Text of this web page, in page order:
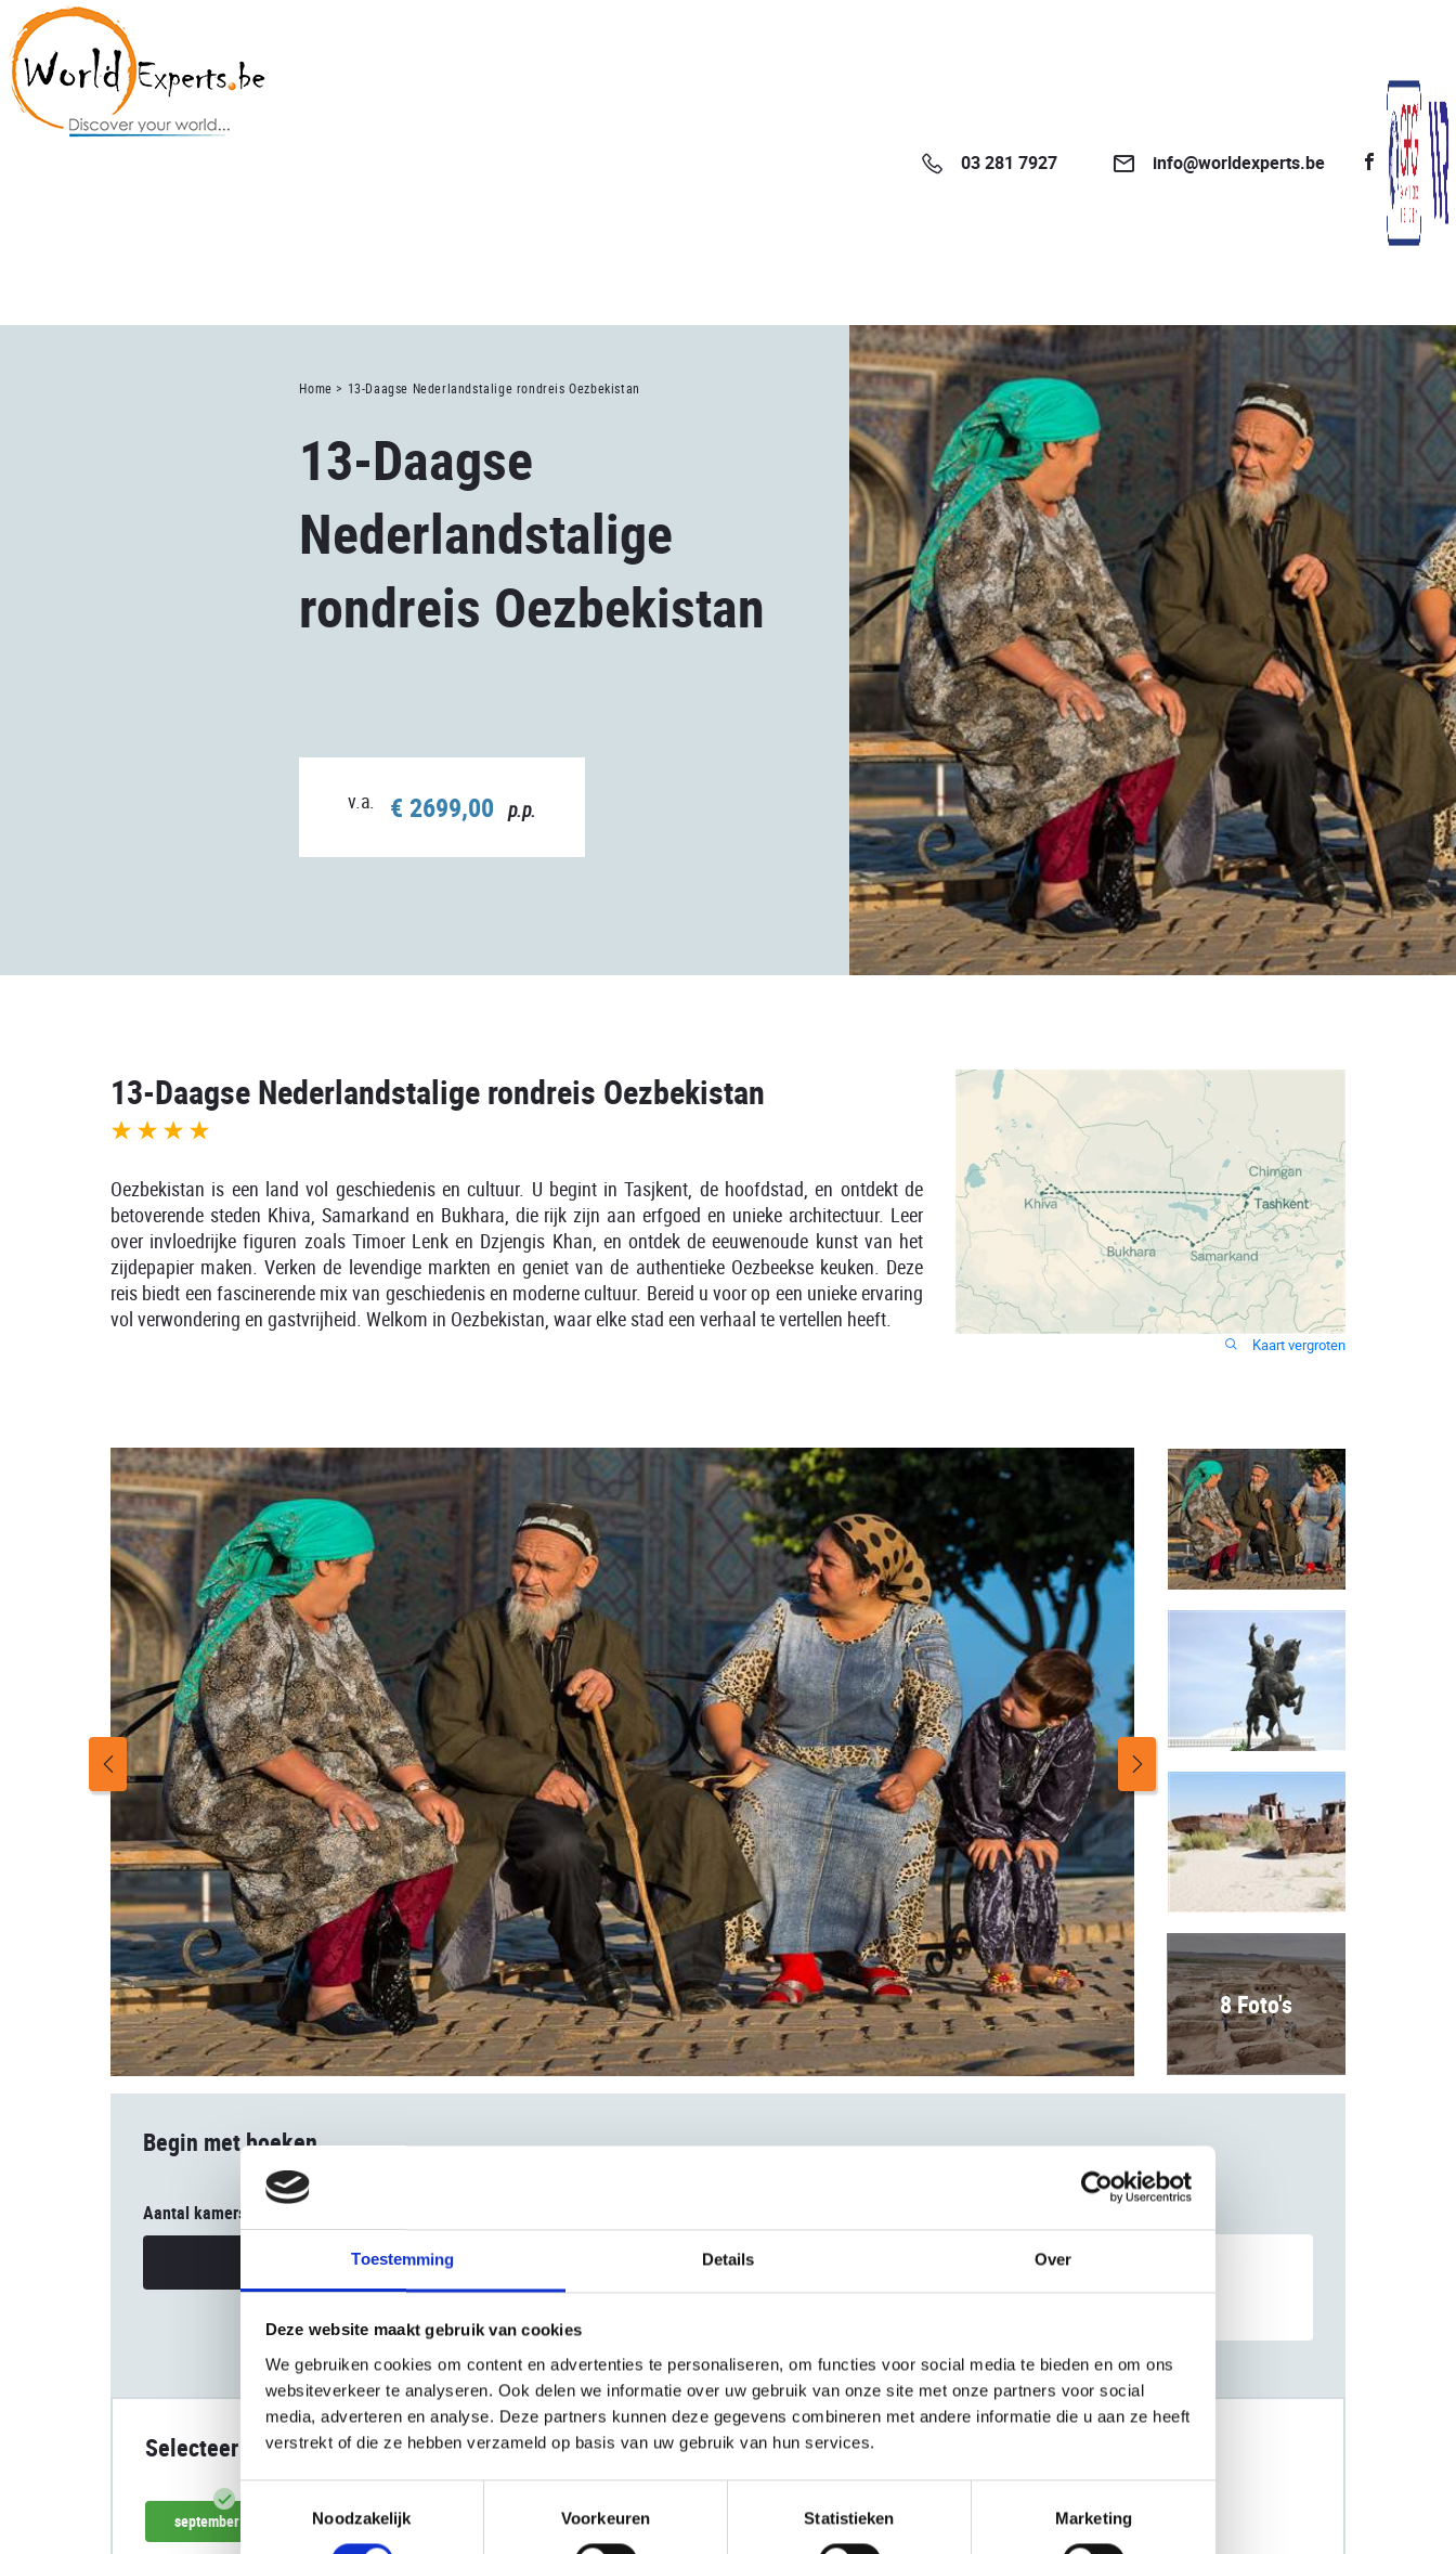
Toestemming Details Over
Deze website maakt gebruik van cookies
We gebruiken cookies om content en advertenties te personaliseren, om functies voor social media te bieden en om ons
websiteverkeer te analyseren. Ook delen we informatie over uw gebruik van onze site met onze partners voor social
media, adverteren en analyse. Deze partners kunnen deze gegevens combineren met andere informatie die u aan ze heeft
verstrekt of die ze hebben verzameld op basis van uw gebruik van hun services.
Noodzakelijk
Voorkeuren Statistieken Marketing
03 281 7927 info@worldexperts.be
Home > 13-Daagse Nederlandstalige rondreis Oezbekistan
13-Daagse
Nederlandstalige
rondreis Oezbekistan
v.a. € 2699,00 p.p.
13-Daagse Nederlandstalige rondreis Oezbekistan
Oezbekistan is een land vol geschiedenis en cultuur. U begint in Tasjkent, de hoofdstad, en ontdekt de
betoverende steden Khiva, Samarkand en Bukhara, die rijk zijn aan erfgoed en unieke architectuur. Leer
over invloedrijke figuren zoals Timoer Lenk en Dzjengis Khan, en ontdek de eeuwenoude kunst van het
zijdepapier maken. Verken de levendige markten en geniet van de authentieke Oezbeekse keuken. Deze
reis biedt een fascinerende mix van geschiedenis en moderne cultuur. Bereid u voor op een unieke ervaring
vol verwondering en gastvrijheid. Welkom in Oezbekistan, waar elke stad een verhaal te vertellen heeft.
Kaart vergroten
8 Foto's
Begin met boeken
Aantal kamers
Uw reisgezelschap
Selecteer datum
september 2026 oktober 2026